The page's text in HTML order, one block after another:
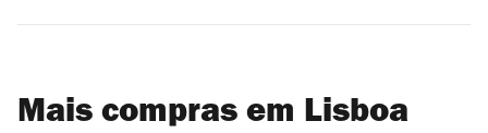
Mais compras em Lisboa